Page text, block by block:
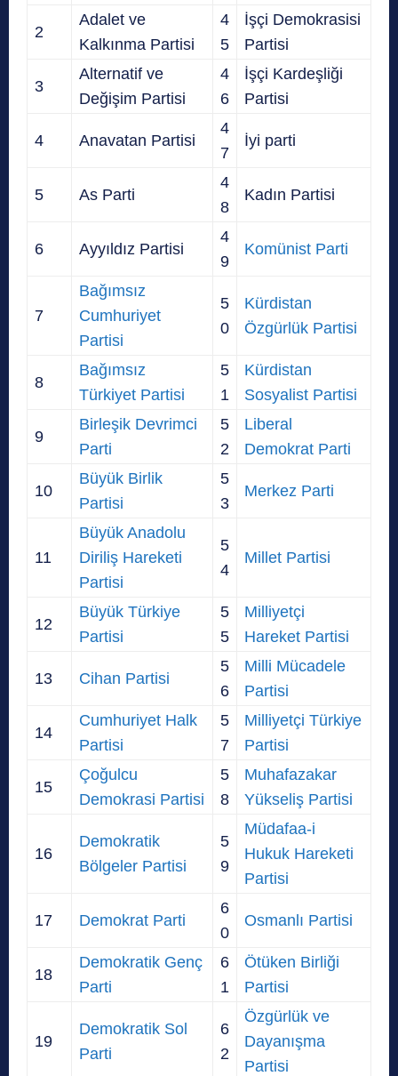
2
Adalet ve
Kalkınma Partisi
4
5
İşçi Demokrasisi
Partisi
3
Alternatif ve
Değişim Partisi
4
6
İşçi Kardeşliği
Partisi
4 Anavatan Partisi
4
7
İyi parti
5 As Parti
4
8
Kadın Partisi
6 Ayyıldız Partisi
4
9
Komünist Parti
7
Bağımsız
Cumhuriyet
Partisi
5
0
Kürdistan
Özgürlük Partisi
8
Bağımsız
Türkiyet Partisi
5
1
Kürdistan
Sosyalist Partisi
9
Birleşik Devrimci
Parti
5
2
Liberal
Demokrat Parti
10
Büyük Birlik
Partisi
5
3
Merkez Parti
11
Büyük Anadolu
Diriliş Hareketi
Partisi
5
4
Millet Partisi
12
Büyük Türkiye
Partisi
5
5
Milliyetçi
Hareket Partisi
13 Cihan Partisi
5
6
Milli Mücadele
Partisi
14
Cumhuriyet Halk
Partisi
5
7
Milliyetçi Türkiye
Partisi
15
Çoğulcu
Demokrasi Partisi
5
8
Muhafazakar
Yükseliş Partisi
16
Demokratik
Bölgeler Partisi
5
9
Müdafaa-i
Hukuk Hareketi
Partisi
17 Demokrat Parti
6
0
Osmanlı Partisi
18
Demokratik Genç
Parti
6
1
Ötüken Birliği
Partisi
19
Demokratik Sol
Parti
6
2
Özgürlük ve
Dayanışma
Partisi